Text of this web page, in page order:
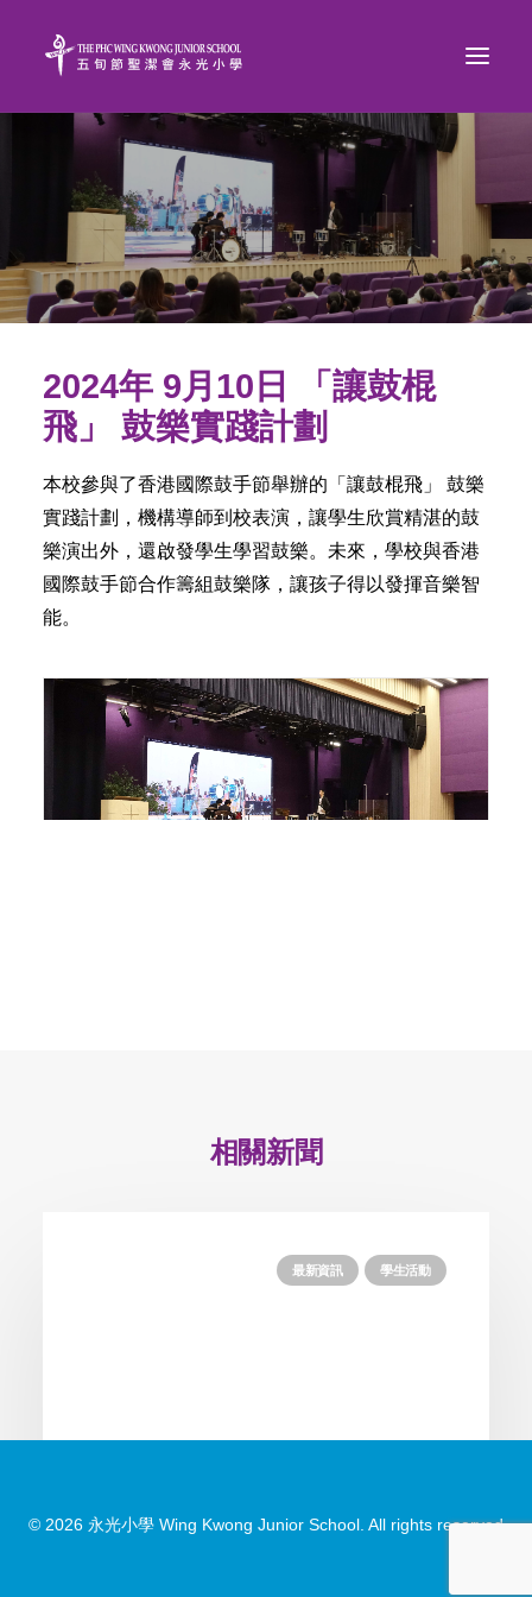
2024年 9月10日 「讓鼓棍
飛」 鼓樂實踐計劃
本校參與了香港國際鼓手節舉辦的「讓鼓棍飛」 鼓樂
實踐計劃，機構導師到校表演，讓學生欣賞精湛的鼓
樂演出外，還啟發學生學習鼓樂。未來，學校與香港
國際鼓手節合作籌組鼓樂隊，讓孩子得以發揮音樂智
能。
相關新聞
最新資訊 學生活動
© 2026 永光小學 Wing Kwong Junior School. All rights reserved